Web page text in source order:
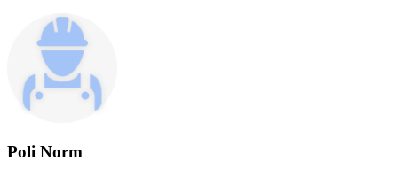
Poli Norm